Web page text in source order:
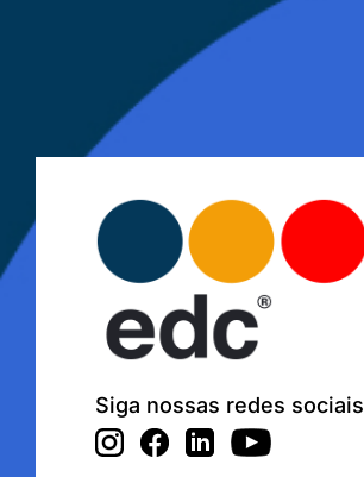
Siga nossas redes sociais